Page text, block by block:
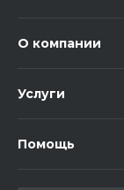
О компании
Услуги
Помощь